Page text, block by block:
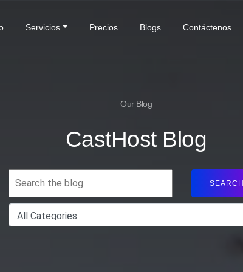
(current)Servicios Precios Blogs Contáctenos
Our Blog
CastHost Blog
SEARCH